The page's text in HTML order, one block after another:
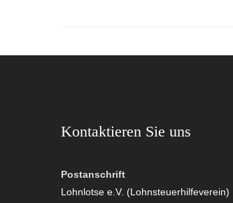
Kontaktieren Sie uns
Postanschrift
Lohnlotse e.V. (Lohnsteuerhilfeverein)